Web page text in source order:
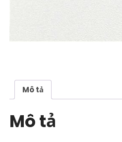
Mô tả
Mô tả